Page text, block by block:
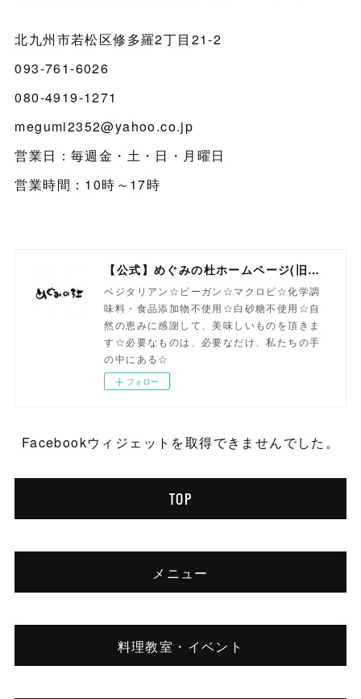
北九州市若松区修多羅2丁目21-2
093-761-6026
080-4919-1271
megumi2352@yahoo.co.jp
営業日：毎週金・土・日・月曜日
営業時間：10時～17時
【公式】めぐみの杜ホームページ(旧自然食工房）
ベジタリアン☆ビーガン☆マクロビ☆化学調
味料・食品添加物不使用☆白砂糖不使用☆自
然の恵みに感謝して、美味しいものを頂きま
す☆必要なものは、必要なだけ、私たちの手
の中にある☆
フォロー
Facebookウィジェットを取得できませんでした。
TOP
メニュー
料理教室・イベント